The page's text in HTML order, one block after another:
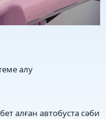
алу
алған автобуста сәби